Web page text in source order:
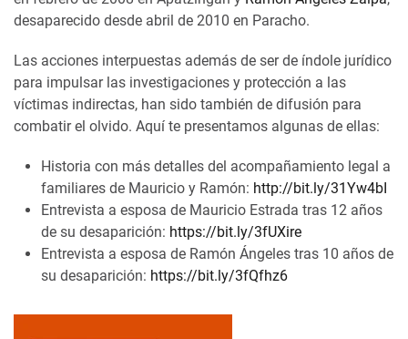
desaparecido desde abril de 2010 en Paracho.
Las acciones interpuestas además de ser de índole jurídico
para impulsar las investigaciones y protección a las
víctimas indirectas, han sido también de difusión para
combatir el olvido. Aquí te presentamos algunas de ellas:
Historia con más detalles del acompañamiento legal a
familiares de Mauricio y Ramón: http://bit.ly/31Yw4bI
Entrevista a esposa de Mauricio Estrada tras 12 años
de su desaparición: https://bit.ly/3fUXire
Entrevista a esposa de Ramón Ángeles tras 10 años de
su desaparición: https://bit.ly/3fQfhz6